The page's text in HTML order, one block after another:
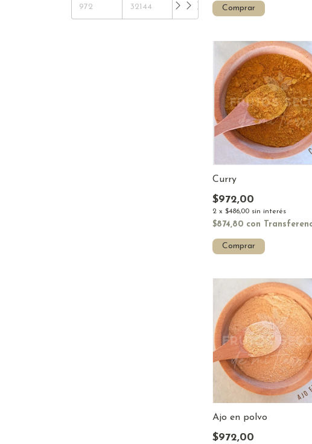
Comprar
Curry
$972,00
2 x$486,00 sin interés
$874,80 con
Comprar
Ajo en polvo
$972,00